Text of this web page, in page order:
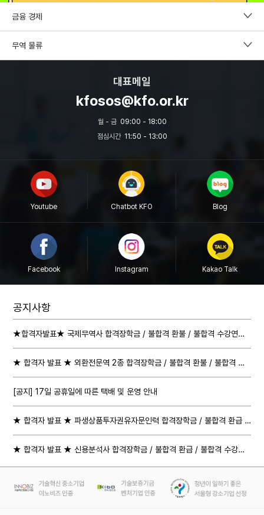
금융 경제
펀드투자권유자문인력
무역 물류
물류관리사
대표메일
kfosos@kfo.or.kr
월 - 금 09:00 - 18:00
점심시간 11:50 - 13:00
Youtube Chatbot KFO Blog
Facebook Instagram Kakao Talk
공지사항
★합격자발표★ 국제무역사 합격장학금 / 불합격 환불 / 불합격 수강연장 절차 안내
★ 합격자 발표 ★ 외환전문역 2종 합격장학금 / 불합격 환불 / 불합격 수강연장 절차 안내
[공지] 17일 공휴일에 따른 택배 및 운영 안내
★ 합격자 발표 ★ 파생상품투자권유자문인력 합격장학금 / 불합격 환급 / 불합격 수강연장 절차 안내
★ 합격자 발표 ★ 신용분석사 합격장학금 / 불합격 환급 / 불합격 수강연장 절차 안내